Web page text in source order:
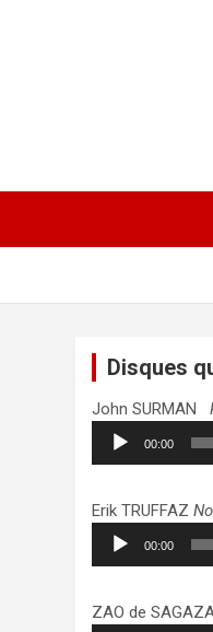
Disques
John SURMAN
Lecteur
audio
00:00
Erik TRUFFAZ
Lecteur
audio
00:00
ZAO de